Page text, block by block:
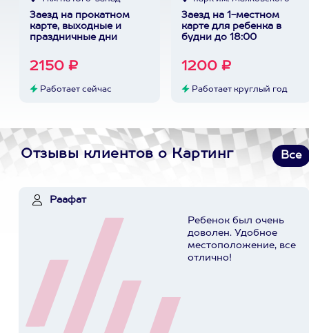
Заезд на прокатном
карте, выходные и
праздничные дни
2150 ₽
Работает сейчас
Заезд на 1-местном
карте для ребенка в
будни до 18:00
1200 ₽
Работает круглый год
Отзывы клиентов о Картинг Все
Раафат
Ребенок был очень
доволен. Удобное
местоположение, все
отлично!